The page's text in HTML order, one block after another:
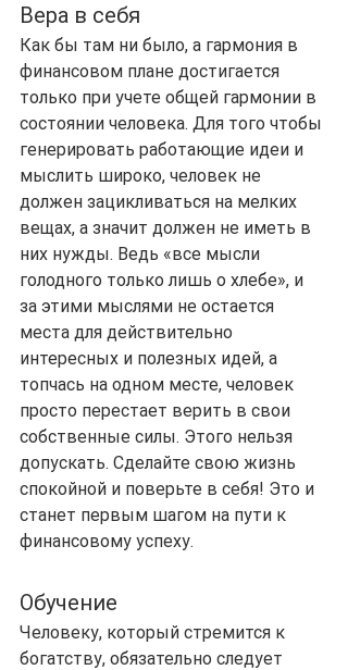
Вера в себя
Как бы там ни было, а гармония в
финансовом плане достигается
только при учете общей гармонии в
состоянии человека. Для того чтобы
генерировать работающие идеи и
мыслить широко, человек не
должен зацикливаться на мелких
вещах, а значит должен не иметь в
них нужды. Ведь «все мысли
голодного только лишь о хлебе», и
за этими мыслями не остается
места для действительно
интересных и полезных идей, а
топчась на одном месте, человек
просто перестает верить в свои
собственные силы. Этого нельзя
допускать. Сделайте свою жизнь
спокойной и поверьте в себя! Это и
станет первым шагом на пути к
финансовому успеху.
Обучение
Человеку, который стремится к
богатству, обязательно следует